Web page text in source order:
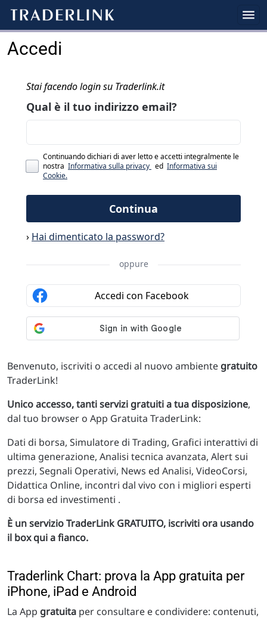
Accedi
Benvenuto, iscriviti o accedi al nuovo ambiente gratuito
TraderLink!
Unico accesso, tanti servizi gratuiti a tua disposizione,
dal tuo browser o App Gratuita TraderLink:
Dati di borsa, Simulatore di Trading, Grafici interattivi di
ultima generazione, Analisi tecnica avanzata, Alert sui
prezzi, Segnali Operativi, News ed Analisi, VideoCorsi,
Didattica Online, incontri dal vivo con i migliori esperti
di borsa ed investimenti .
È un servizio TraderLink GRATUITO, iscriviti ora usando
il box qui a fianco.
Traderlink Chart: prova la App gratuita per
iPhone, iPad e Android
La App gratuita per consultare e condividere: contenuti,